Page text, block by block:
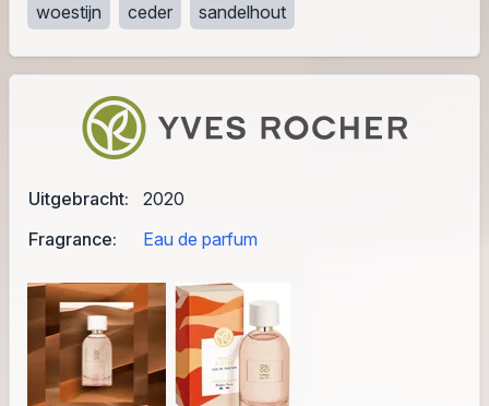
Uitgebracht:
2020
Fragrance:
Eau de parfum
woestijn ceder sandelhout